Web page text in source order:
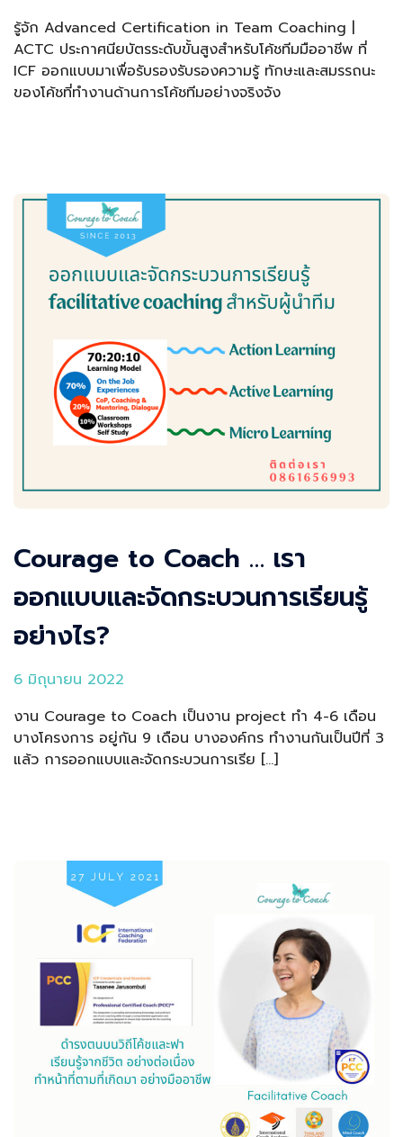
รู้จัก Advanced Certification in Team Coaching |
ACTC ประกาศนียบัตรระดับขั้นสูงสำหรับโค้ชทีมมืออาชีพ ที่
ICF ออกแบบมาเพื่อรับรองรับรองความรู้ ทักษะและสมรรถนะ
ของโค้ชที่ทำงานด้านการโค้ชทีมอย่างจริงจัง
Courage to Coach … เรา
ออกแบบและจัดกระบวนการเรียนรู้
อย่างไร?
6 มิถุนายน 2022
งาน Courage to Coach เป็นงาน project ทำ 4-6 เดือน
บางโครงการ อยู่กัน 9 เดือน บางองค์กร ทำงานกันเป็นปีที่ 3
แล้ว การออกแบบและจัดกระบวนการเรีย […]